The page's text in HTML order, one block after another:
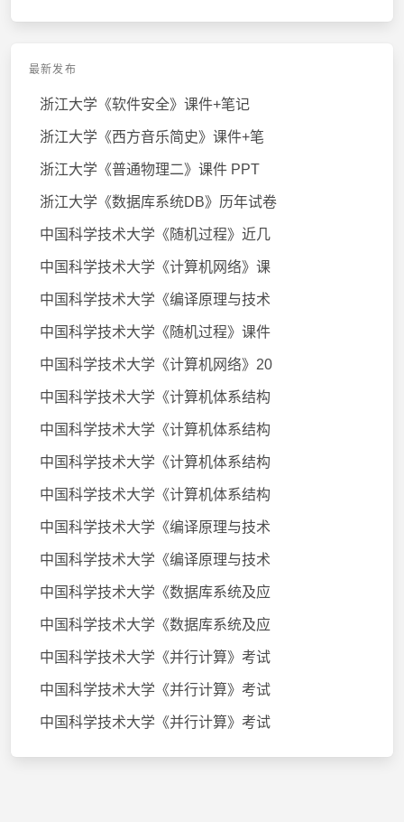
最新发布
浙江大学《软件安全》课件+笔记
浙江大学《西方音乐简史》课件+笔
浙江大学《普通物理二》课件 PPT
浙江大学《数据库系统DB》历年试卷
中国科学技术大学《随机过程》近几
中国科学技术大学《计算机网络》课
中国科学技术大学《编译原理与技术
中国科学技术大学《随机过程》课件
中国科学技术大学《计算机网络》20
中国科学技术大学《计算机体系结构
中国科学技术大学《计算机体系结构
中国科学技术大学《计算机体系结构
中国科学技术大学《计算机体系结构
中国科学技术大学《编译原理与技术
中国科学技术大学《编译原理与技术
中国科学技术大学《数据库系统及应
中国科学技术大学《数据库系统及应
中国科学技术大学《并行计算》考试
中国科学技术大学《并行计算》考试
中国科学技术大学《并行计算》考试